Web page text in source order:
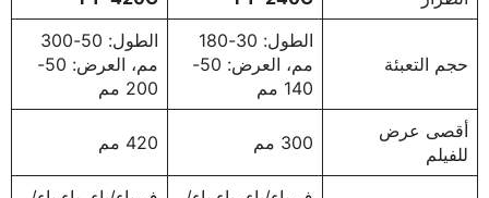
حجم التعبئة
الطول: 30-180
مم، العرض: 50-
140 مم
الطول: 50-300
مم، العرض: 50-
200 مم
أقصى عرض
للفيلم
300 مم 420 مم